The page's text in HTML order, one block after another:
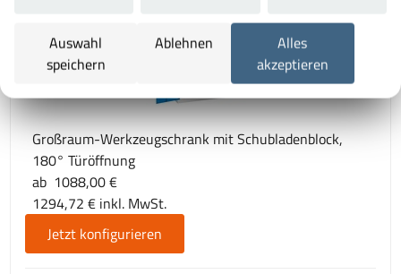
Großraum-Werkzeugschrank mit Schubladenblock,
180° Türöffnung
ab 1088,00 €
1294,72 € inkl. MwSt.
Jetzt konfigurieren
Auswahl
speichern
Ablehnen
Alles
akzeptieren